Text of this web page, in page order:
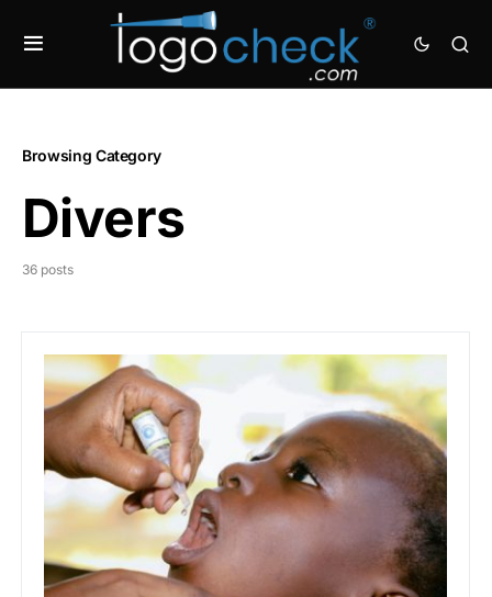
Browsing Category
Divers
36 posts